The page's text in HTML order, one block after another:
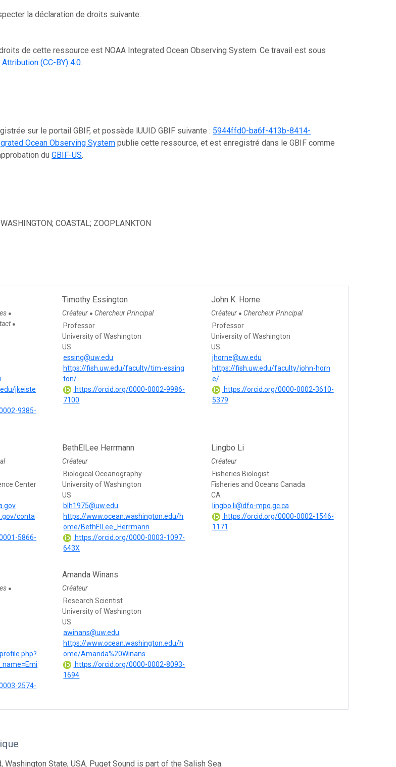
la déclaration de droits suivante:
de cette ressource est NOAA Integrated Ocean Observing System. Ce travail est sous
(CC-BY) 4.0.
sur le portail GBIF, et possède lUUID GBIF suivante : 5944ffd0-ba6f-413b-8414-
Ocean Observing System publie cette ressource, et est enregistré dans le GBIF comme
duGBIF-US.
COASTAL; ZOOPLANKTON
●
●
jkeiste
9385-
Timothy Essington
Créateur ● Chercheur Principal
Professor
University of Washington
US
essing@uw.edu
https://fish.uw.edu/faculty/tim-essing
ton/
https://orcid.org/0000-0002-9986-
7100
John K. Horne
Créateur ● Chercheur Principal
Professor
University of Washington
US
jhorne@uw.edu
https://fish.uw.edu/faculty/john-horn
e/
https://orcid.org/0000-0002-3610-
5379
Center
conta
5866-
BethElLee Herrmann
Créateur
Biological Oceanography
University of Washington
US
blh1975@uw.edu
https://www.ocean.washington.edu/h
ome/BethElLee_Herrmann
https://orcid.org/0000-0003-1097-
643X
Lingbo Li
Créateur
Fisheries Biologist
Fisheries and Oceans Canada
CA
lingbo.li@dfo-mpo.gc.ca
https://orcid.org/0000-0002-1546-
1171
●
2574-
Amanda Winans
Créateur
Research Scientist
University of Washington
US
awinans@uw.edu
https://www.ocean.washington.edu/h
ome/Amanda%20Winans
https://orcid.org/0000-0002-8093-
1694
Washington State, USA. Puget Sound is part of the Salish Sea.